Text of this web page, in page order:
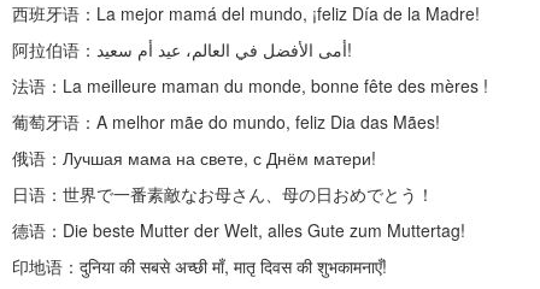
西班牙语： La mejor mamá del mundo, ¡feliz Día de la Madre!
阿拉伯语：
أمى الأفضل في العالم، عيد أم سعيد!
法语： La meilleure maman du monde, bonne fête des mères !
葡萄牙语： A melhor mãe do mundo, feliz Dia das Mães!
俄语： Лучшая мама на свете, с Днём матери!
日语：世界で一番素敵なお母さん、母の日おめでとう！
德语： Die beste Mutter der Welt, alles Gute zum Muttertag!
印地语： दुनिया की सबसे अच्छी माँ, मातृ दिवस की शुभकामनाएँ!